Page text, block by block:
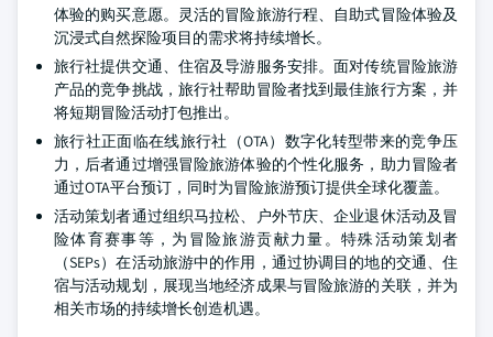
体验的购买意愿。灵活的冒险旅游行程、自助式冒险体验及
沉浸式自然探险项目的需求将持续增长。
旅行社提供交通、住宿及导游服务安排。面对传统冒险旅游
产品的竞争挑战，旅行社帮助冒险者找到最佳旅行方案，并
将短期冒险活动打包推出。
旅行社正面临在线旅行社（OTA）数字化转型带来的竞争压
力，后者通过增强冒险旅游体验的个性化服务，助力冒险者
通过OTA平台预订，同时为冒险旅游预订提供全球化覆盖。
活动策划者通过组织马拉松、户外节庆、企业退休活动及冒
险体育赛事等，为冒险旅游贡献力量。特殊活动策划者
（SEPs）在活动旅游中的作用，通过协调目的地的交通、住
宿与活动规划，展现当地经济成果与冒险旅游的关联，并为
相关市场的持续增长创造机遇。